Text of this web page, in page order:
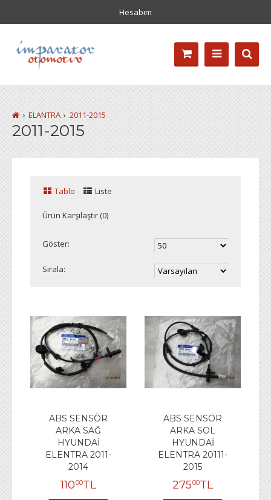
Hesabım
ELANTRA 2011-2015
2011-2015
Tablo Liste
Ürün Karşılaştır (0)
Göster:
Sırala:
ABS SENSÖR
ARKA SAĞ
HYUNDAİ
ELENTRA 2011-
2014
11000TL
ABS SENSÖR
ARKA SOL
HYUNDAİ
ELENTRA 20111-
2015
27500TL